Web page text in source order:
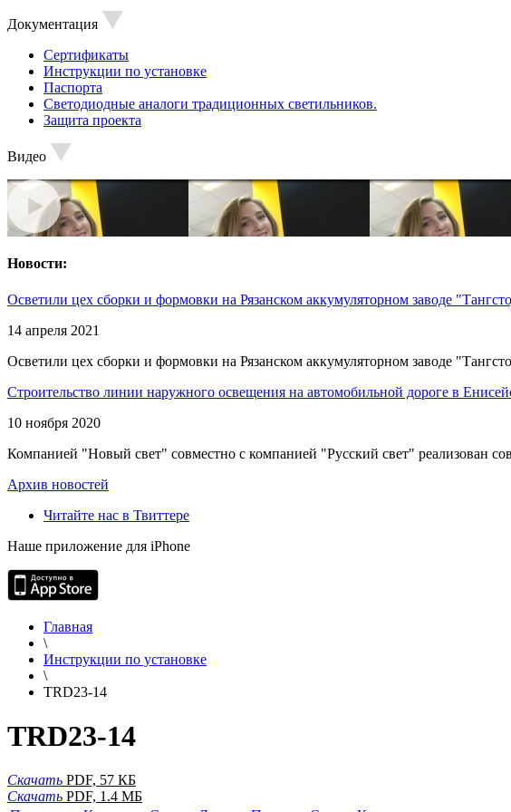
Документация
Сертификаты
Инструкции по установке
Паспорта
Светодиодные аналоги традиционных светильников.
Защита проекта
Видео
Новости:
Осветили цех сборки и формовки на Рязанском аккумуляторном заводе
14 апреля 2021
Осветили цех сборки и формовки на Рязанском аккумуляторном заводе
Строительство линии наружного освещения на автомобильной дороге в
10 ноября 2020
Компанией "Новый свет" совместно с компанией "Русский свет" реализован
Архив новостей
Читайте нас в Твиттере
Наше приложение для iPhone
Главная
\
Инструкции по установке
\
TRD23-14
TRD23-14
Скачать PDF, 57 КБ
Скачать PDF, 1.4 МБ